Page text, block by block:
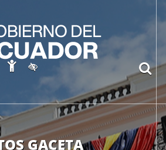
GACETA
SRI
oficial SRI
del SRI en YouTube
página de
Abrir página de
Activar/quitar contraste